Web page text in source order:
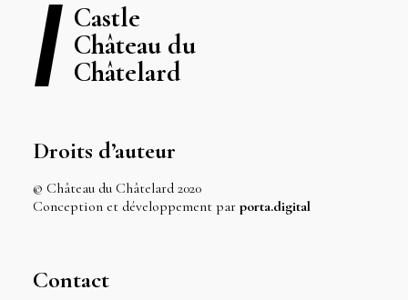
Castle
Château du
Châtelard
Droits d’auteur
© Château du Châtelard 2020
Conception et développement par porta.digital
Contact